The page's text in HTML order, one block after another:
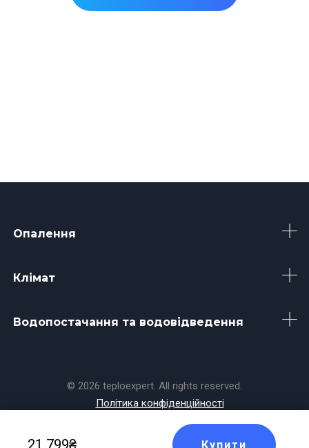
21 799₴ Купити
Опалення
Клімат
Водопостачання та водовідведення
© 2026 teploexpert. All rights reserved.
Політика конфіденційності
byKoala